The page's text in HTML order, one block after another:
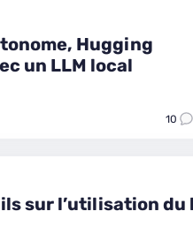
Hugging
un LLM local
10
sur l’utilisation